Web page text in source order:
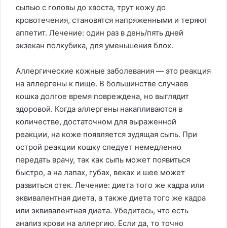
сыпью с головы до хвоста, трут кожу до
кровотечения, становятся напряженными и теряют
аппетит. Лечение: один раз в день/пять дней
экзекан полкубика, для уменьшения блох.
Аллергические кожные заболевания — это реакция
на аллергены к пище. В большинстве случаев
кошка долгое время повреждена, но выглядит
здоровой. Когда аллергены накапливаются в
количестве, достаточном для выраженной
реакции, на коже появляется зудящая сыпь. При
острой реакции кошку следует немедленно
передать врачу, так как сыпь может появиться
быстро, а на лапах, губах, веках и шее может
развиться отек. Лечение: диета того же кадра или
эквивалентная диета, а также диета того же кадра
или эквивалентная диета. Убедитесь, что есть
анализ крови на аллергию. Если да, то точно